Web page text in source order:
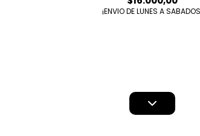
¡ENVIO DE LUNES A